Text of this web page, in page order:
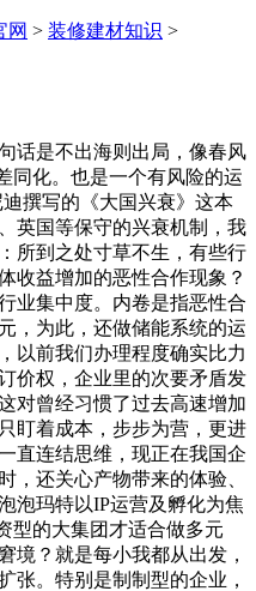
网 > 装修建材知识 >
是不出海则出局，像春风
同化。也是一个有风险的运
撰写的《大国兴衰》这本
英国等保守的兴衰机制，我
所到之处寸草不生，有些行
收益增加的恶性合作现象？
业集中度。内卷是指恶性合
，为此，还做储能系统的运
以前我们办理程度确实比力
价权，企业里的次要矛盾发
对曾经习惯了过去高速增加
盯着成本，步步为营，更进
直连结思维，现正在我国企
，还关心产物带来的体验、
泡玛特以IP运营及孵化为焦
型的大集团才适合做多元
境？就是每小我都从出发，
张。特别是制制型的企业，